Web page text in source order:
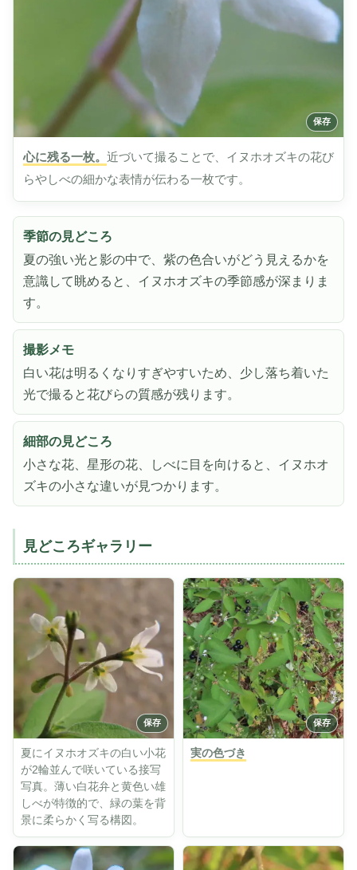
心に残る一枚。 近づいて撮ることで、イヌホオズキの花び
らやしべの細かな表情が伝わる一枚です。
季節の見どころ
夏の強い光と影の中で、紫の色合いがどう見えるかを
意識して眺めると、イヌホオズキの季節感が深まりま
す。
撮影メモ
白い花は明るくなりすぎやすいため、少し落ち着いた
光で撮ると花びらの質感が残ります。
細部の見どころ
小さな花、星形の花、しべに目を向けると、イヌホオ
ズキの小さな違いが見つかります。
見どころギャラリー
夏にイヌホオズキの白い小花
が2輪並んで咲いている接写
写真。薄い白花弁と黄色い雄
しべが特徴的で、緑の葉を背
景に柔らかく写る構図。
実の色づき